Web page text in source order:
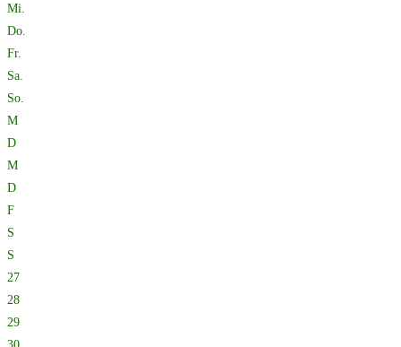
Mi.
Do.
Fr.
Sa.
So.
M
D
M
D
F
S
S
27
28
29